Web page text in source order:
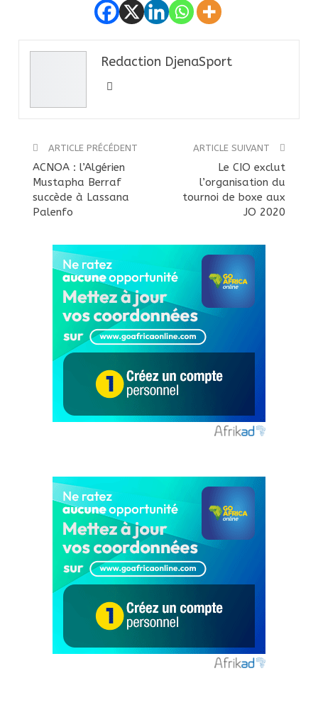
Redaction DjenaSport
ARTICLE PRÉCÉDENT
ACNOA : l’Algérien
Mustapha Berraf
succède à Lassana
Palenfo
ARTICLE SUIVANT
Le CIO exclut
l’organisation du
tournoi de boxe aux
JO 2020